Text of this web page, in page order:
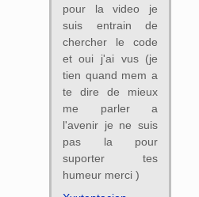
pour la video je
suis entrain de
chercher le code
et oui j'ai vus (je
tien quand mem a
te dire de mieux
me parler a
l'avenir je ne suis
pas la pour
suporter tes
humeur merci )